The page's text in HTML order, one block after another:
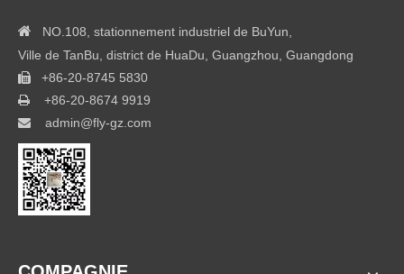
 NO.108, stationnement industriel de BuYun,
Ville de TanBu, district de HuaDu, Guangzhou, Guangdong
 +86-20-8745 5830
 +86-20-8674 9919
 admin@fly-gz.com